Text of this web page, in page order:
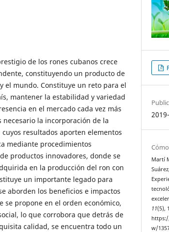
de los rones cubanos crece
constituyendo un producto de
el mundo. Constituye un reto para el
mantener la estabilidad y variedad
en el mercado cada vez más
la incorporación de la
resultados aporten elementos
mediante procedimientos
productos innovadores, donde se
en la producción del ron con
un importante legado para
aborden los beneficios e impactos
propone en el orden económico,
lo que corrobora que detrás de
calidad, se encuentra todo un
Martí
11(5),
w/